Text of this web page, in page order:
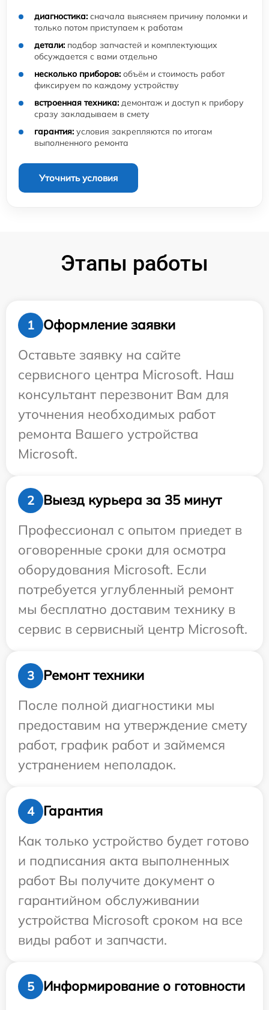
диагностика: сначала выясняем причину поломки и
только потом приступаем к работам
детали: подбор запчастей и комплектующих
обсуждается с вами отдельно
несколько приборов: объём и стоимость работ
фиксируем по каждому устройству
встроенная техника: демонтаж и доступ к прибору
сразу закладываем в смету
гарантия: условия закрепляются по итогам
выполненного ремонта
Уточнить условия
Этапы работы
1
Оформление заявки
Оставьте заявку на сайте
сервисного центра Microsoft. Наш
консультант перезвонит Вам для
уточнения необходимых работ
ремонта Вашего устройства
Microsoft.
2
Выезд курьера за 35 минут
Профессионал с опытом приедет в
оговоренные сроки для осмотра
оборудования Microsoft. Если
потребуется углубленный ремонт
мы бесплатно доставим технику в
сервис в сервисный центр Microsoft.
3
Ремонт техники
После полной диагностики мы
предоставим на утверждение смету
работ, график работ и займемся
устранением неполадок.
4
Гарантия
Как только устройство будет готово
и подписания акта выполненных
работ Вы получите документ о
гарантийном обслуживании
устройства Microsoft сроком на все
виды работ и запчасти.
5
Информирование о готовности